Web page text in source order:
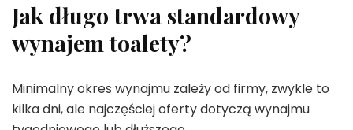
Jak długo trwa standardowy
wynajem toalety?
Minimalny okres wynajmu zależy od firmy, zwykle to
kilka dni, ale najczęściej oferty dotyczą wynajmu